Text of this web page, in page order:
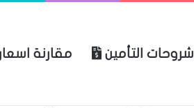
شروحات التأمين مقارنة